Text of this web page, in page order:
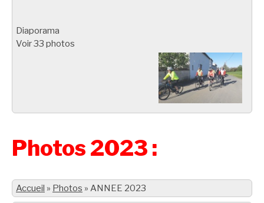
Diaporama
Voir 33 photos
Photos 2023 :
Accueil » Photos » ANNEE 2023